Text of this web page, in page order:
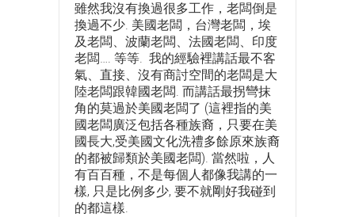
雖然我沒有換過很多工作，老闆倒是
換過不少. 美國老闆，台灣老闆，埃
及老闆、波蘭老闆、法國老闆、印度
老闆…. 等等. 我的經驗裡講話最不客
氣、直接、沒有商討空間的老闆是大
陸老闆跟韓國老闆. 而講話最拐彎抹
角的莫過於美國老闆了 (這裡指的美
國老闆廣泛包括各種族裔，只要在美
國長大,受美國文化洗禮多餘原來族裔
的都被歸類於美國老闆). 當然啦，人
有百百種，不是每個人都像我講的一
樣, 只是比例多少, 要不就剛好我碰到
的都這樣.